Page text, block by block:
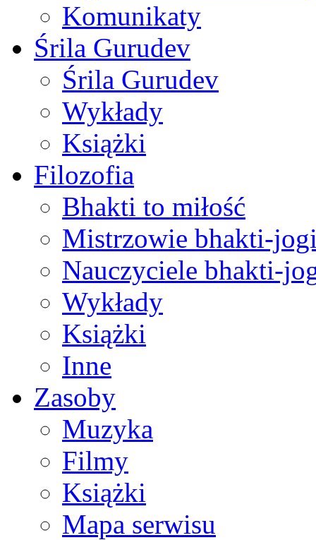
Komunikaty
Śrila Gurudev
Śrila Gurudev
Wykłady
Książki
Filozofia
Bhakti to miłość
Mistrzowie bhakti-
Nauczyciele bhakti-
Wykłady
Książki
Inne
Zasoby
Muzyka
Filmy
Książki
Mapa serwisu